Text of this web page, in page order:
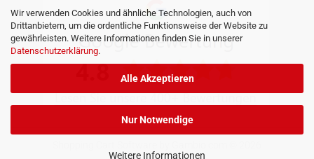
Wir verwenden Cookies und ähnliche Technologien, auch von
Drittanbietern, um die ordentliche Funktionsweise der Website zu
gewährleisten. Weitere Informationen finden Sie in unserer
Datenschutzerklärung.
Alle Akzeptieren
Nur Notwendige
Weitere Informationen